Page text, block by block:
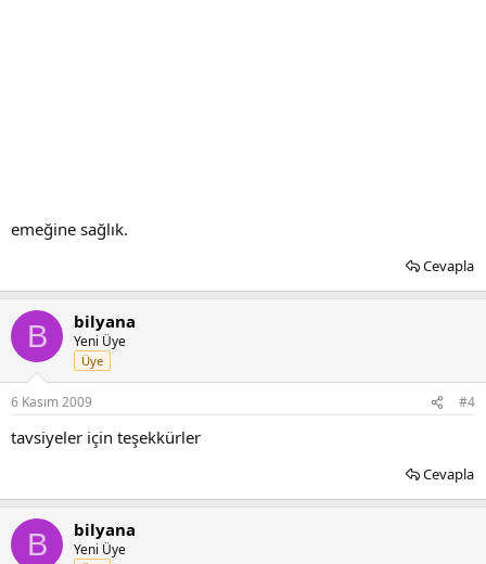
emeğine sağlık.
Cevapla
B bilyana
Yeni Üye
Üye
6 Kasım 2009 #4
tavsiyeler için teşekkürler
Cevapla
B bilyana
Yeni Üye